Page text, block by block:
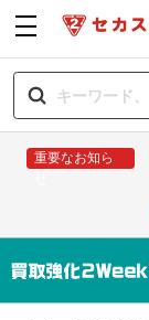
重要なお知ら